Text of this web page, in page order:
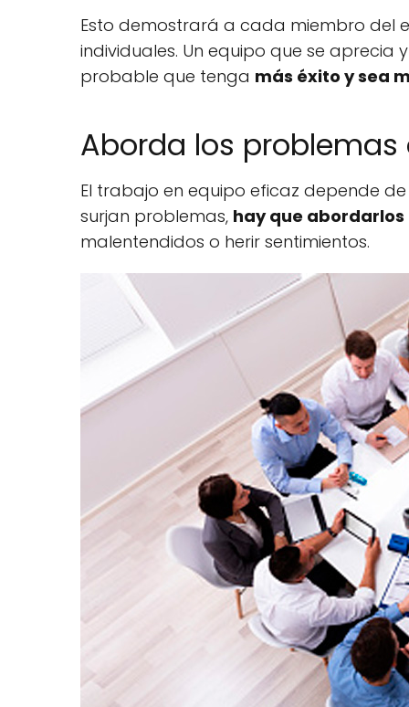
Esto demostrará a cada miembro del
individuales. Un equipo que se aprecia
probable que tenga más éxito y sea
Aborda los
El trabajo en equipo eficaz depende
surjan problemas, hay que
malentendidos o herir sentimientos.